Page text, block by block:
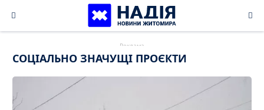
content
СОЦІАЛЬНО ЗНАЧУЩІ ПРОЄКТИ